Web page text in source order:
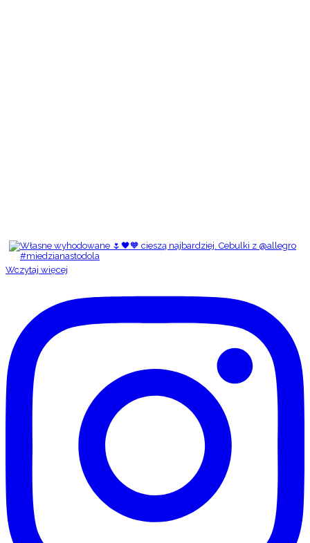
Wczytaj więcej